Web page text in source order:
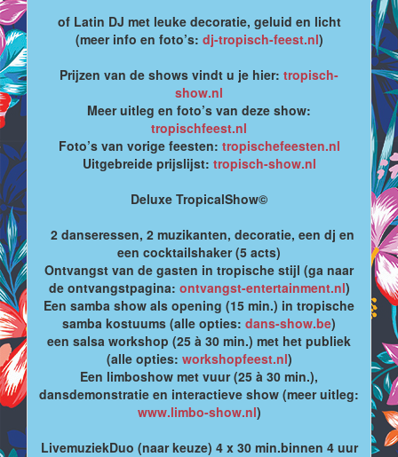
of Latin DJ met leuke decoratie, geluid en licht
(meer info en foto’s: dj-tropisch-feest.nl)
Prijzen van de shows vindt u je hier: tropisch-
show.nl
Meer uitleg en foto’s van deze show:
tropischfeest.nl
Foto’s van vorige feesten: tropischefeesten.nl
Uitgebreide prijslijst: tropisch-show.nl
Deluxe TropicalShow©
2 danseressen, 2 muzikanten, decoratie, een dj en
een cocktailshaker (5 acts)
Ontvangst van de gasten in tropische stijl (ga naar
de ontvangstpagina: ontvangst-entertainment.nl)
Een samba show als opening (15 min.) in tropische
samba kostuums (alle opties: dans-show.be)
een salsa workshop (25 à 30 min.) met het publiek
(alle opties: workshopfeest.nl)
Een limboshow met vuur (25 à 30 min.),
dansdemonstratie en interactieve show (meer uitleg:
www.limbo-show.nl)
LivemuziekDuo (naar keuze) 4 x 30 min.binnen 4 uur